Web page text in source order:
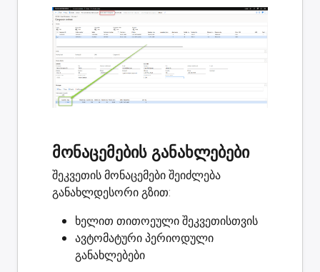
მონაცემების განახლებები
შეკვეთის მონაცემები შეიძლება
განახლდესორი გზით:
ხელით თითოეული შეკვეთისთვის
ავტომატური პერიოდული
განახლებები